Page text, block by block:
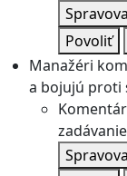
Povoliť
Manažéri
a bojujú proti